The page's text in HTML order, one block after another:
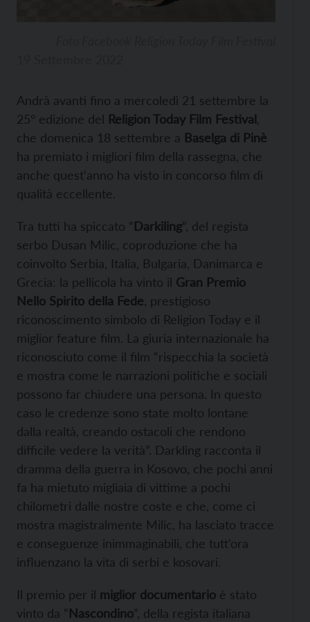
Andrà avanti fino a mercoledì 21 settembre la
25° edizione del Religion Today Film Festival
che domenica 18 settembre a Baselga di Pinè
ha premiato i migliori film della rassegna, che
anche quest’anno ha visto in concorso film di
qualità eccellente.
Tra tutti ha spiccato “Darkiling”, del regista
serbo Dusan Milic, coproduzione che ha
coinvolto Serbia, Italia, Bulgaria, Danimarca e
Grecia: la pellicola ha vinto il Gran Premio
Nello Spirito della Fede , prestigioso
riconoscimento simbolo di Religion Today e il
miglior feature film. La giuria internazionale ha
riconosciuto come il film “rispecchia la società
e mostra come le narrazioni politiche e sociali
possono far chiudere una persona. In questo
caso le credenze sono state molto lontane
dalla realtà, creando ostacoli che rendono
difficile vedere la verità”. Darkling racconta il
dramma della guerra in Kosovo, che pochi anni
fa ha mietuto migliaia di vittime a pochi
chilometri dalle nostre coste e che, come ci
mostra magistralmente Milic, ha lasciato tracce
e conseguenze inimmaginabili, che tutt’ora
influenzano la vita di serbi e kosovari.
Il premio per il miglior documentario è stato
vinto da “Nascondino”, della regista italiana